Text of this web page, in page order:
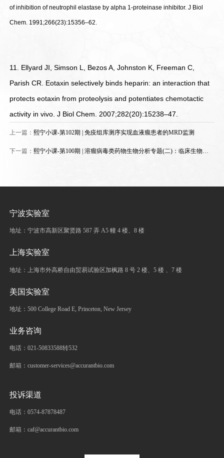
of inhibition of neutrophil elastase by alpha 1-proteinase inhibitor. J Biol
Chem. 1991;266(23):15356–62.
11. Ellyard JI, Simson L, Bezos A, Johnston K, Freeman C,
Parish CR. Eotaxin selectively binds heparin: an interaction that
protects eotaxin from proteolysis and potentiates chemotactic
activity in vivo. J Biol Chem. 2007;282(20):15238–47.
上一篇：熙宁小课-第102期 | 免疫组库测序实现血液瘤患者的MRD监测
下一篇：熙宁小课-第100期 | 溶瘤病毒类药物生物分析专题(二)：临床生物分
宁波实验室
地址：宁波市高新区聚贤路 587 弄 A5 幢 4 楼、8 楼
上海实验室
地址：上海市外高桥自由贸易试验区加枫路 8 号 2 楼、5 楼 、7 楼
美国实验室
地址：500 College Road E, Princeton, New Jersey
业务咨询
电话：021-50833588转532
邮箱：customer-services@accurantbio.com
投诉渠道
电话：0574-87878487
邮箱：caf@accurantbio.com